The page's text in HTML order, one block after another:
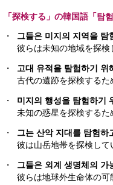
「探検する」の韓国語「탐
・
그들은 미지의 지역을 탐
彼らは未知の地域を探検
・
고대 유적을 탐험하기 위
古代の遺跡を探検するた
・
미지의 행성을 탐험하기
未知の惑星を探検するた
・
그는 산악 지대를 탐험하
彼は山岳地帯を探検して
・
그들은 외계 생명체의 가
彼らは地球外生命体の可